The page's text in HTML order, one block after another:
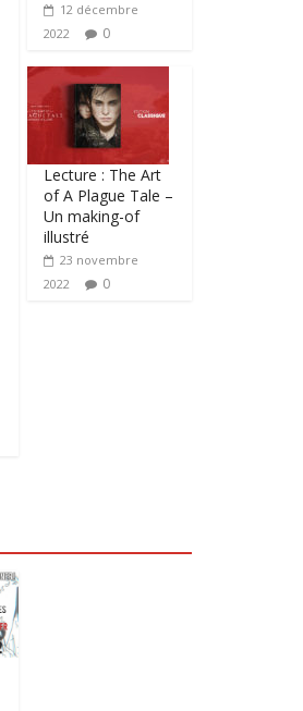
12 décembre
2022
0
Lecture : The Art
of A Plague Tale –
Un making-of
illustré
23 novembre
2022
0